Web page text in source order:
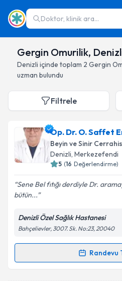
Doktor, klinik ara...
Gergin Omurilik,
Denizli içinde toplam 2 Gergin
uzman bulundu
Filtrele
Op. Dr. O. Saffet
Beyin ve Sinir
Denizli, Merkezefendi
5 (16 Değerlendirme)
Sene Bel fıtığı derdiyle Dr.
bütün...
Denizli Özel Sağlık Hastanesi
Bahçelievler, 3007. Sk. No:23, 20040
Randevu
Randevu Takvimi